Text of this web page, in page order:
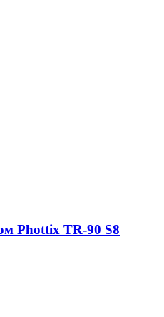
Phottix TR-90 S8